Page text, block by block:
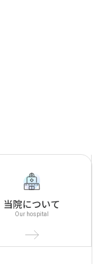
当院について
Our hospital